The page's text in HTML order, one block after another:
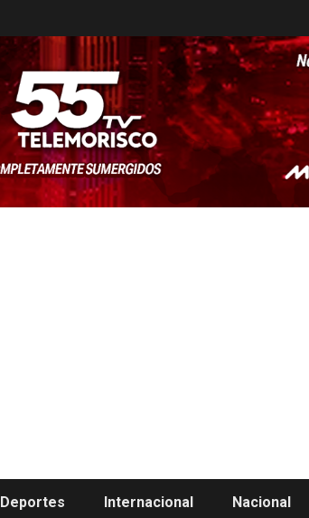
Deportes Internacional Nacional